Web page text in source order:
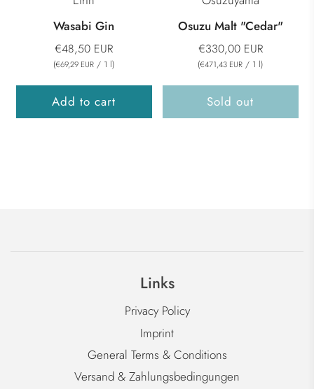
Wasabi Gin
€48,50 EUR
(€69,29 EUR / 1 l)
Add to cart
Osuzu Malt "Cedar"
€330,00 EUR
(€471,43 EUR / 1 l)
Sold out
Links
Privacy Policy
Imprint
General Terms & Conditions
Versand & Zahlungsbedingungen